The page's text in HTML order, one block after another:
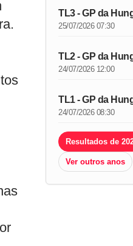
TL3 - GP da
25/07/2026 07:30
TL2 - GP da
24/07/2026 12:00
TL1 - GP da
24/07/2026 08:30
Resultados de
Ver outros anos